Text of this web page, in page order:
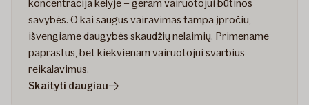
koncentracija kelyje – geram vairuotojui būtinos
savybės. O kai saugus vairavimas tampa įpročiu,
išvengiame daugybės skaudžių nelaimių. Primename
paprastus, bet kiekvienam vairuotojui svarbius
reikalavimus.
Skaityti daugiaustraipsnyje